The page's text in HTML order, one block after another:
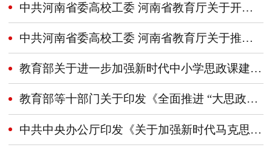
中共河南省委高校工委 河南省教育厅关于开展全省学校思想政治理论课教学技能“大练兵、大比武、大展示”活动的实施意见
中共河南省委高校工委 河南省教育厅关于推进大中小学思政课一体化建设的实施意见
教育部关于进一步加强新时代中小学思政课建设的意见
教育部等十部门关于印发《全面推进 “大思政课”建设的工作方案》的通知
中共中央办公厅印发《关于加强新时代马克思主义学院建设的意见》